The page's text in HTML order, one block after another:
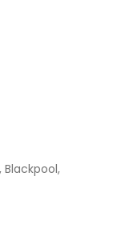
Blackpool,